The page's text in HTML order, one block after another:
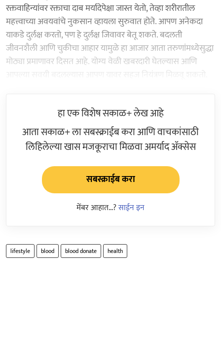
रक्तवाहिन्यांवर रक्ताचा दाब मर्यादेपेक्षा जास्त येतो, तेव्हा शरीरातील
महत्त्वाच्या अवयवांचे नुकसान व्हायला सुरुवात होते. आपण अनेकदा
याकडे दुर्लक्ष करतो, पण हे दुर्लक्ष जिवावर बेतू शकते. बदलती
जीवनशैली आणि चुकीचा आहार यामुळे हा आजार आता तरुणांमध्येसुद्धा
मोठ्या प्रमाणावर दिसत आहे. योग्य वेळी खबरदारी घेतल्यास आणि
आपल्या सवयी बदलल्यास आपण यावर सहज नियंत्रण मिळवू शकतो.
हा एक विशेष सकाळ+ लेख आहे
आता सकाळ+ ला सबस्क्राईब करा आणि वाचकांसाठी
लिहिलेल्या खास मजकूराचा मिळवा अमर्याद ॲक्सेस
सबस्क्राईब करा
मेंबर आहात...?साईन इन
lifestyle blood blood donate health